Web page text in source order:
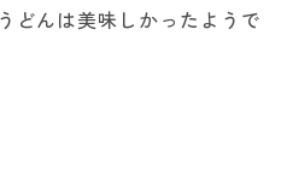
どんは美味しかったようで